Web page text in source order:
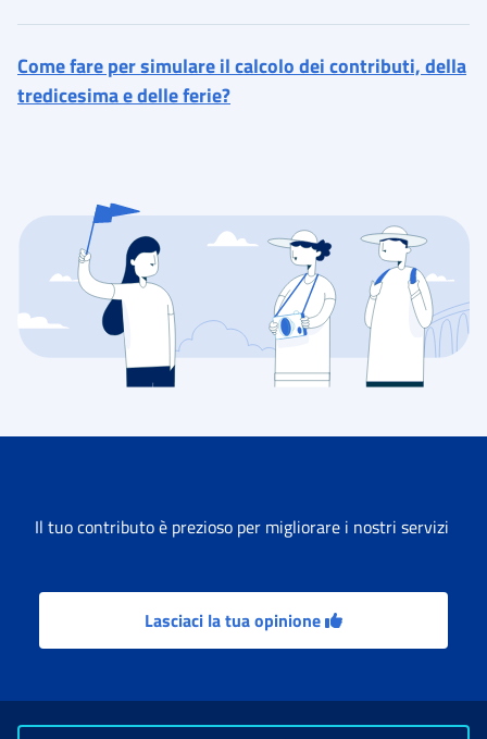
Come fare per simulare il calcolo dei contributi, della
tredicesima e delle ferie?
Il tuo contributo è prezioso per migliorare i nostri servizi
Lasciaci la tua opinione